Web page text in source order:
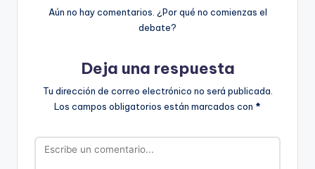
Aún no hay comentarios. ¿Por qué no comienzas el
debate?
Deja una respuesta
Tu dirección de correo electrónico no será publicada.
Los campos obligatorios están marcados con *